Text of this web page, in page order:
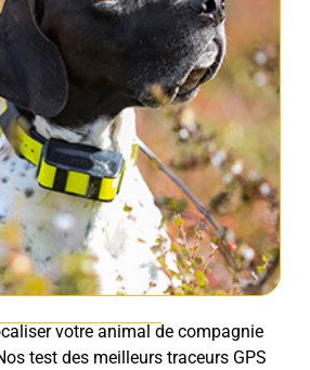
votre animal de compagnie
test des meilleurs traceurs GPS